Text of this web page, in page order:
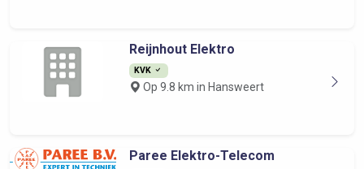
Reijnhout Elektro
KVK
Op 9.8 km in Hansweert
Paree Elektro-Telecom